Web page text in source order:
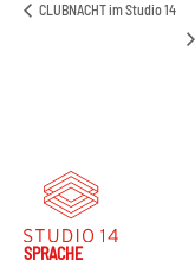
CLUBNACHT im Studio 14
SPRACHE